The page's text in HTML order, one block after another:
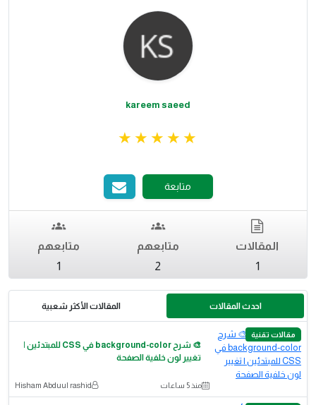
kareem saeed
متابعة
المقالات
1
متابعهم
2
متابعهم
1
احدث المقالات المقالات الأكثر شعبية
مقالات تقنية
🎨 شرح background-color في CSS للمبتدئين |
تغيير لون خلفية الصفحة
منذ 5 ساعات Hisham Abduul rashid